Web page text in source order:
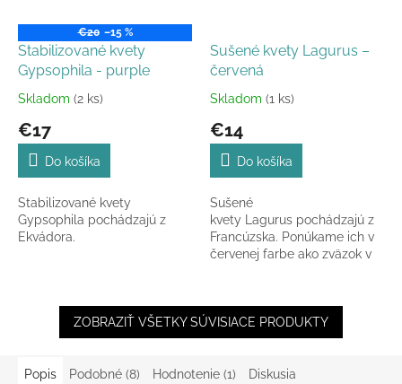
€20 –15 %
Stabilizované kvety
Gypsophila - purple
Priemerné
produktu
5,0
5
hviezdičiek.
Skladom (2 ks)
€17
Do košíka
Stabilizované kvety
Gypsophila pochádzajú z
Ekvádora.
Sušené kvety Lagurus –
červená
Priemerné
produktu
5,0
5
hviezdičiek.
Skladom (1 ks)
€14
Do košíka
Sušené
kvety Lagurus pochádzajú z
Francúzska. Ponúkame ich v
červenej farbe ako zväzok v
ZOBRAZIŤ VŠETKY SÚVISIACE PRODUKTY
Popis Podobné (8) Hodnotenie (1) Diskusia